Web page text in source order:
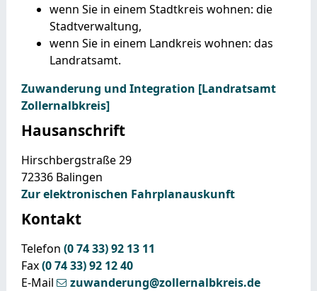
wenn Sie in einem Stadtkreis wohnen: die
Stadtverwaltung,
wenn Sie in einem Landkreis wohnen: das
Landratsamt.
Zuwanderung und Integration [Landratsamt
Zollernalbkreis]
Hausanschrift
Hirschbergstraße 29
72336 Balingen
Zur elektronischen Fahrplanauskunft
Kontakt
Telefon (07433) 92 13 11
Fax(07433) 92 1240
E-Mail
zuwanderung@zollernalbkreis.de